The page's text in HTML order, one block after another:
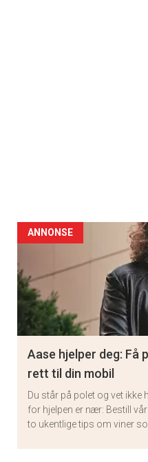
ANNONSE
Aase hjelper deg: Få
rett til din mobil
Du står på polet og vet ikke
for hjelpen er nær: Bestill
to ukentlige tips om viner